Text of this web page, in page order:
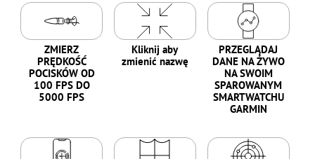
ZMIERZ
PRĘDKOŚĆ
POCISKÓW OD
100 FPS DO
5000 FPS
Kliknij aby
zmienić nazwę
PRZEGLĄDAJ
DANE NA ŻYWO
NA SWOIM
SPAROWANYM
SMARTWATCHU
GARMIN